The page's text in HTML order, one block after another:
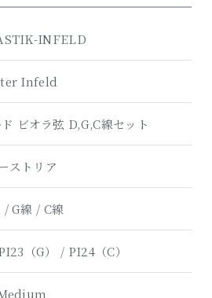
INFELD
Infeld
ビオラ弦 D,G,C線セット
ストリア
/ G線 / C線
（G） / PI24（C）